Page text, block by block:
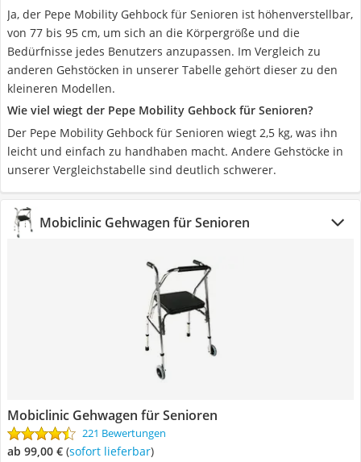
Ja, der Pepe Mobility Gehbock für Senioren ist höhenverstellbar,
von 77 bis 95 cm, um sich an die Körpergröße und die
Bedürfnisse jedes Benutzers anzupassen. Im Vergleich zu
anderen Gehstöcken in unserer Tabelle gehört dieser zu den
kleineren Modellen.
Wie viel wiegt der Pepe Mobility Gehbock für Senioren?
Der Pepe Mobility Gehbock für Senioren wiegt 2,5 kg, was ihn
leicht und einfach zu handhaben macht. Andere Gehstöcke in
unserer Vergleichstabelle sind deutlich schwerer.
Mobiclinic Gehwagen für Senioren
Mobiclinic Gehwagen für Senioren
221 Bewertungen
ab 99,00 € ( Sofort lieferbar)